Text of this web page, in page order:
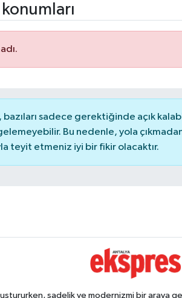
sadece gerektiğinde açık
Bu nedenle, yola
teyit etmeniz iyi bir fikir olacaktır.
sadelik ve modernizmi bir araya